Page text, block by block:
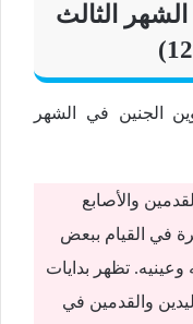
الثالث
الجنين في الشهر
والأصابع
في القيام ببعض
تظهر بدايات
والقدمين في